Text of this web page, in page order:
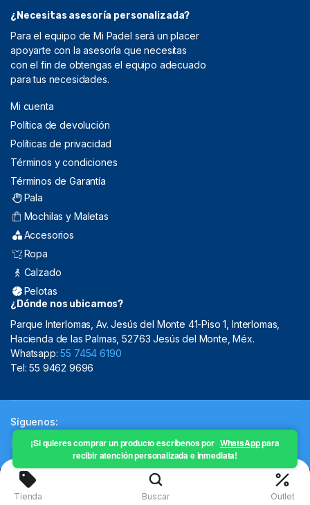
¿Necesitas asesoría personalizada?
Para el equipo de Mi Padel será un placer
apoyarte con la asesoría que necesitas
con el fin de obtengas el equipo adecuado
para tus necesidades.
Mi cuenta
Política de devolución
Políticas de privacidad
Términos y condiciones
Términos de Garantía
Pala
Mochilas y Maletas
Accesorios
Ropa
Calzado
Pelotas
¿Dónde nos ubicamos?
Parque Interlomas, Av. Jesús del Monte 41-Piso 1, Interlomas,
Hacienda de las Palmas, 52763 Jesús del Monte, Méx.
Whatsapp:55 7454 6190
Tel: 55 9462 9696
Síguenos:
Copyright 2024 © Mistral Sporting Goods 2024
¡Si quieres comprar un producto escríbenos por WhatsApppara
recibir atención personalizada e inmediata!
Tienda Buscar Outlet